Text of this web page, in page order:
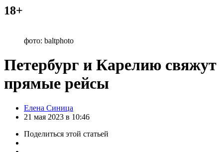
18+
фото: baltphoto
Петербург и Карелию свяжут
прямые рейсы
Posted
by
Елена Синица
21 мая 2023 в 10:46
Поделиться этой статьей